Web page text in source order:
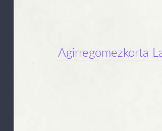
Agirregomezkorta